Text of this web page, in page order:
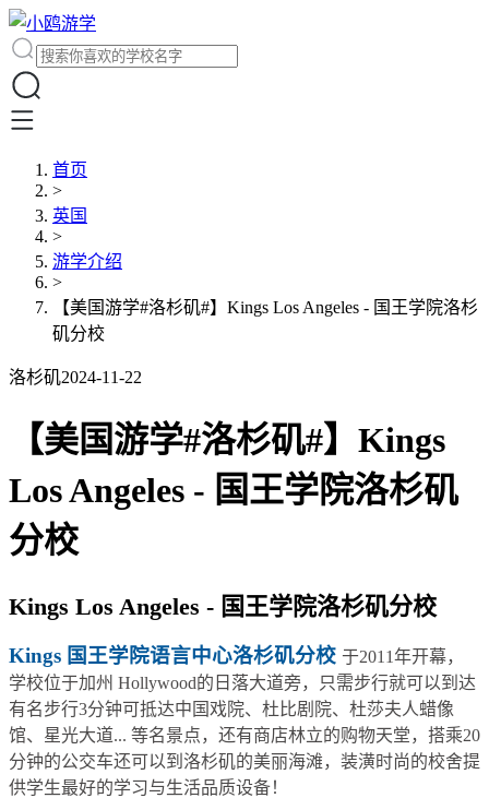
首页
>
英国
>
游学介绍
>
【美国游学#洛杉矶#】Kings Los Angeles - 国王学院洛杉
矶分校
洛杉矶2024-11-22
【美国游学#洛杉矶#】Kings
Los Angeles - 国王学院洛杉矶
分校
Kings Los Angeles - 国王学院洛杉矶分校
Kings 国王学院语言中心洛杉矶分校 于2011年开幕，
学校位于加州 Hollywood的日落大道旁，只需步行就可以到达
有名步行3分钟可抵达中国戏院、杜比剧院、杜莎夫人蜡像
馆、星光大道... 等名景点，还有商店林立的购物天堂，搭乘20
分钟的公交车还可以到洛杉矶的美丽海滩，装潢时尚的校舍提
供学生最好的学习与生活品质设备！